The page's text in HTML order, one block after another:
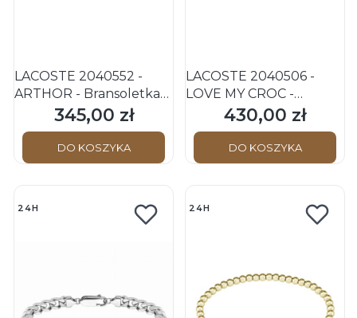
LACOSTE 2040552 -
ARTHOR - Bransoletka
ze stali nierdzewnej -
Srebrna/Złota
Cena
345,00 zł
DO KOSZYKA
LACOSTE 2040506 -
LOVE MY CROC -
Damska - Bransoletka ze
stali nierdzewnej - Złota
Cena
430,00 zł
DO KOSZYKA
24H 24H